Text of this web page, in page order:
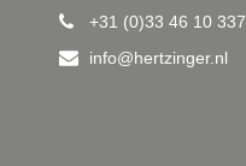
+31 (0)33 46 10 337
info@hertzinger.nl